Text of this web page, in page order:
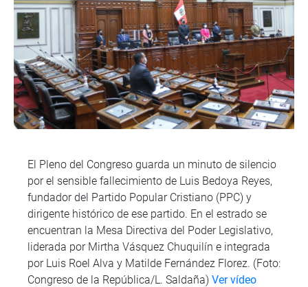
El Pleno del Congreso guarda un minuto de silencio
por el sensible fallecimiento de Luis Bedoya Reyes,
fundador del Partido Popular Cristiano (PPC) y
dirigente histórico de ese partido. En el estrado se
encuentran la Mesa Directiva del Poder Legislativo,
liderada por Mirtha Vásquez Chuquilín e integrada
por Luis Roel Alva y Matilde Fernández Florez. (Foto:
Congreso de la República/L. Saldaña) Ver vídeo